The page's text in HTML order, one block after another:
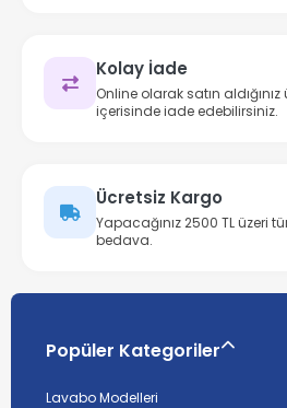
Kolay İade
Online olarak satın
içerisinde iade edebilirsiniz.
Ücretsiz Kargo
Yapacağınız 2500 TL üzeri
bedava.
Popüler Kategoriler
Lavabo Modelleri